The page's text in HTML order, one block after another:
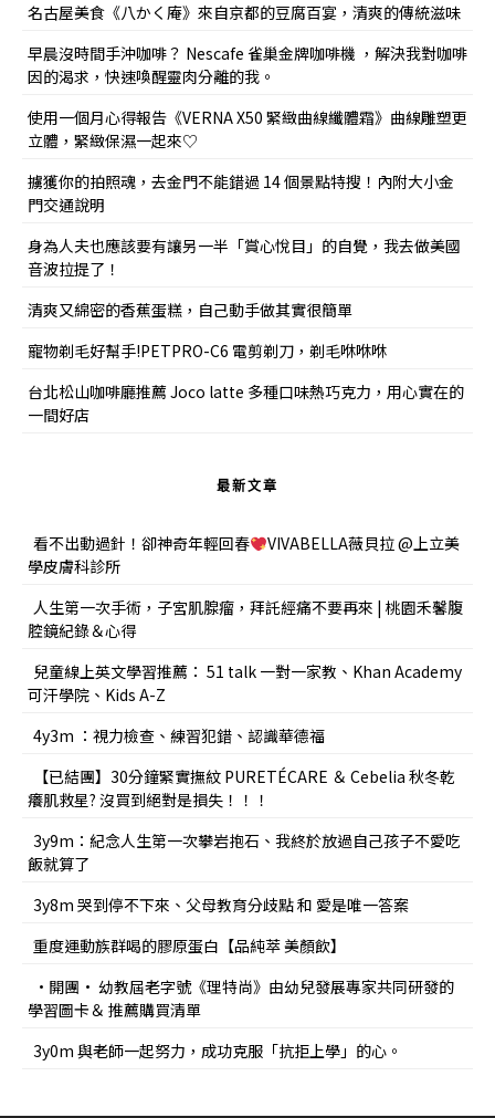
名古屋美食《八かく庵》來自京都的豆腐百宴，清爽的傳統滋味
早晨沒時間手沖咖啡？ Nescafe 雀巢金牌咖啡機 ，解決我對咖啡
因的渴求，快速喚醒靈肉分離的我。
使用一個月心得報告《VERNA X50 緊緻曲線纖體霜》曲線雕塑更
立體，緊緻保濕一起來♡
擄獲你的拍照魂，去金門不能錯過 14 個景點特搜！內附大小金
門交通說明
身為人夫也應該要有讓另一半「賞心悅目」的自覺，我去做美國
音波拉提了！
清爽又綿密的香蕉蛋糕，自己動手做其實很簡單
寵物剃毛好幫手!PETPRO-C6 電剪剃刀，剃毛咻咻咻
台北松山咖啡廳推薦 Joco latte 多種口味熱巧克力，用心實在的
一間好店
最新文章
看不出動過針！卻神奇年輕回春
VIVABELLA薇貝拉 @上立美
學皮膚科診所
人生第一次手術，子宮肌腺瘤，拜託經痛不要再來 | 桃園禾馨腹
腔鏡紀錄＆心得
兒童線上英文學習推薦： 51 talk 一對一家教、Khan Academy
可汗學院、Kids A-Z
4y3m ：視力檢查、練習犯錯、認識華德福
【已結團】30分鐘緊實撫紋 PURETÉCARE ＆ Cebelia 秋冬乾
癢肌救星? 沒買到絕對是損失！！！
3y9m：紀念人生第一次攀岩抱石、我終於放過自己孩子不愛吃
飯就算了
3y8m 哭到停不下來、父母教育分歧點 和 愛是唯一答案
重度運動族群喝的膠原蛋白【品純萃 美顏飲】
•開團• 幼教屆老字號《理特尚》由幼兒發展專家共同研發的
學習圖卡＆ 推薦購買清單
3y0m 與老師一起努力，成功克服「抗拒上學」的心。